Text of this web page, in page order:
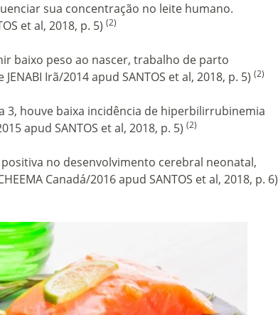
sua concentração no leite humano.
et al, 2018, p. 5) (2)
baixo peso ao nascer, trabalho de parto
Irã/2014 apud SANTOS et al, 2018, p. 5) (2)
3, houve baixa incidência de hiperbilirrubinemia
apud SANTOS et al, 2018, p. 5) (2)
no desenvolvimento cerebral neonatal,
Canadá/2016 apud SANTOS et al, 2018, p. 6)